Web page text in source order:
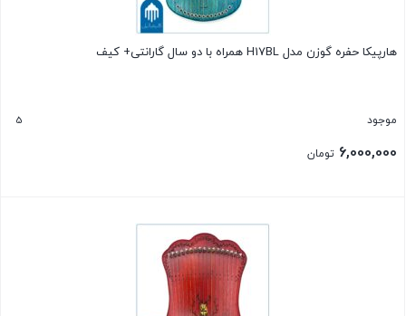
هارپیکا حفره گوزن مدل H17BL همراه با دو سال گارانتی+ کیف
موجود 5
6,000,000 تومان